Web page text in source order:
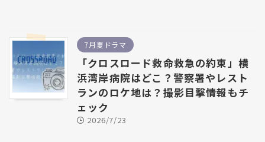
7月夏ドラマ
「クロスロード救命救急の約束」横
浜湾岸病院はどこ？警察署やレスト
ランのロケ地は？撮影目撃情報もチ
ェック
2026/7/23